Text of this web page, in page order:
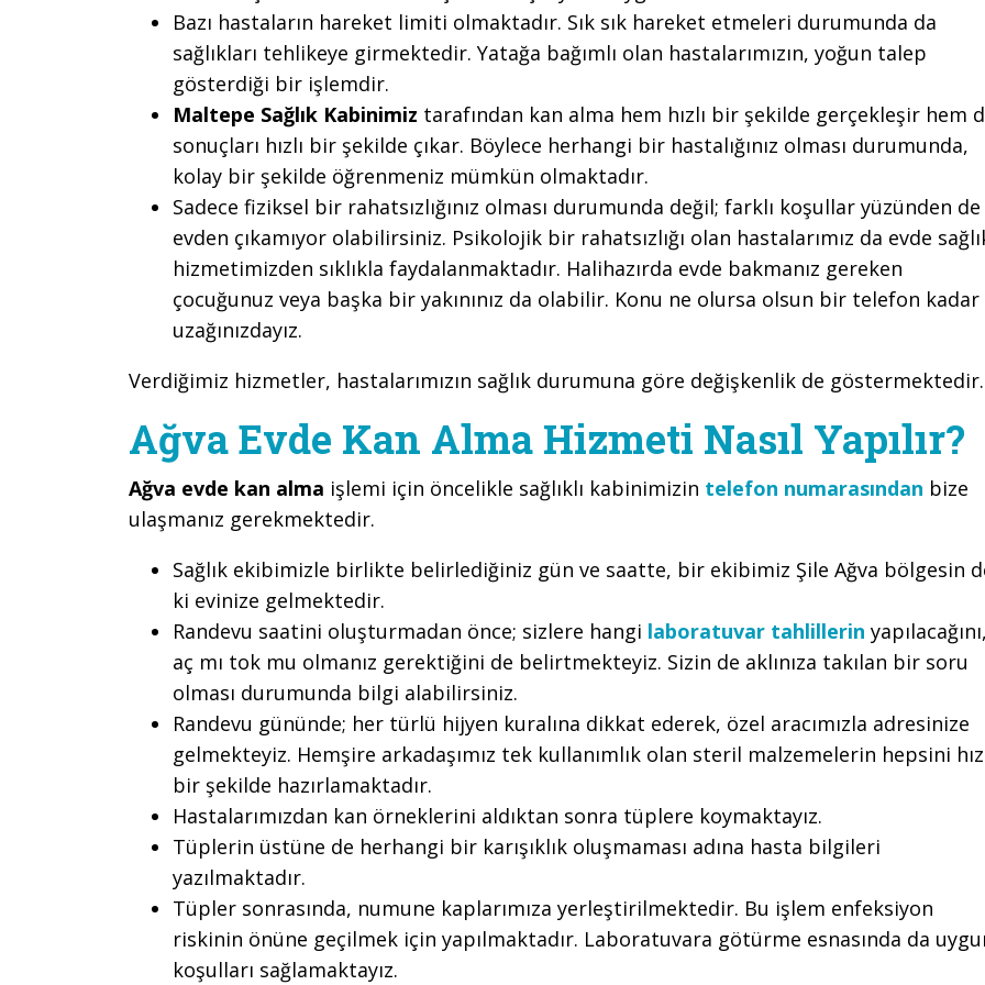
Bazı hastaların hareket limiti olmaktadır. Sık sık hareket etmeleri durumunda da
sağlıkları tehlikeye girmektedir. Yatağa bağımlı olan hastalarımızın, yoğun talep
gösterdiği bir işlemdir.
Maltepe Sağlık Kabinimiz tarafından kan alma hem hızlı bir şekilde gerçekleşir hem
sonuçları hızlı bir şekilde çıkar. Böylece herhangi bir hastalığınız olması durumunda,
kolay bir şekilde öğrenmeniz mümkün olmaktadır.
Sadece fiziksel bir rahatsızlığınız olması durumunda değil; farklı koşullar yüzünden de
evden çıkamıyor olabilirsiniz. Psikolojik bir rahatsızlığı olan hastalarımız da evde
hizmetimizden sıklıkla faydalanmaktadır. Halihazırda evde bakmanız gereken
çocuğunuz veya başka bir yakınınız da olabilir. Konu ne olursa olsun bir telefon kadar
uzağınızdayız.
Verdiğimiz hizmetler, hastalarımızın sağlık durumuna göre değişkenlik de göstermektedir.
Ağva Evde Kan Alma Hizmeti Nasıl Yapılır?
Ağva evde kan alma işlemi için öncelikle sağlıklı kabinimizin telefon numarasından bize
ulaşmanız gerekmektedir.
Sağlık ekibimizle birlikte belirlediğiniz gün ve saatte, bir ekibimiz Şile Ağva bölgesin
ki evinize gelmektedir.
Randevu saatini oluşturmadan önce; sizlere hangi laboratuvar tahlillerin
aç mı tok mu olmanız gerektiğini de belirtmekteyiz. Sizin de aklınıza takılan bir soru
olması durumunda bilgi alabilirsiniz.
Randevu gününde; her türlü hijyen kuralına dikkat ederek, özel aracımızla adresinize
gelmekteyiz. Hemşire arkadaşımız tek kullanımlık olan steril malzemelerin hepsini
bir şekilde hazırlamaktadır.
Hastalarımızdan kan örneklerini aldıktan sonra tüplere koymaktayız.
Tüplerin üstüne de herhangi bir karışıklık oluşmaması adına hasta bilgileri
yazılmaktadır.
Tüpler sonrasında, numune kaplarımıza yerleştirilmektedir. Bu işlem enfeksiyon
riskinin önüne geçilmek için yapılmaktadır. Laboratuvara götürme esnasında da
koşulları sağlamaktayız.